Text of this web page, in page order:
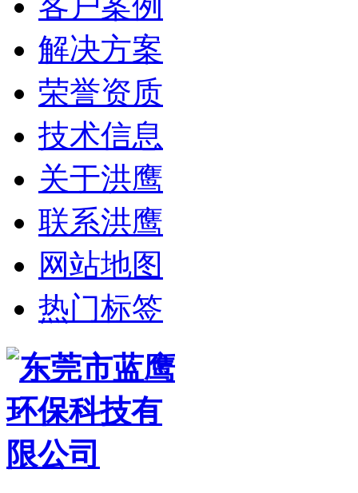
解决方案
荣誉资质
技术信息
关于洪鹰
联系洪鹰
网站地图
热门标签